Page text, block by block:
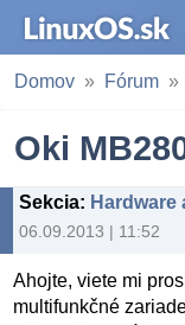
Domov Fórum
Oki
Sekcia: Hardware
06.09.2013 | 11:52
Ahojte, viete mi
multifunkčné